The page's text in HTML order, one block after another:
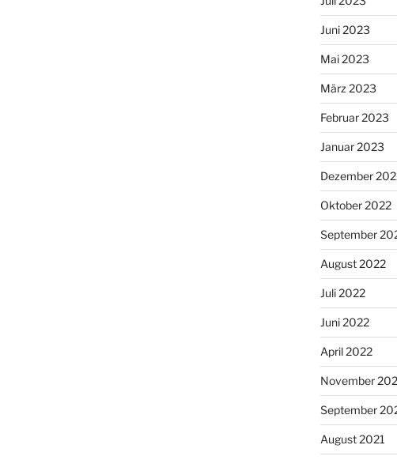
Juni 2023
Mai 2023
März 2023
Februar 2023
Januar 2023
Dezember
Oktober 2022
September
August 2022
Juli 2022
Juni 2022
April 2022
November
September
August 2021